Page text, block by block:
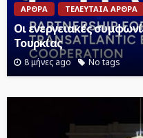
ΆΡΘΡΑ ΤΕΛΕΥΤΑΊΑ ΆΡΘΡΑ
Οι ενεργειακές
Τουρκίας
8 μήνες ago No tags